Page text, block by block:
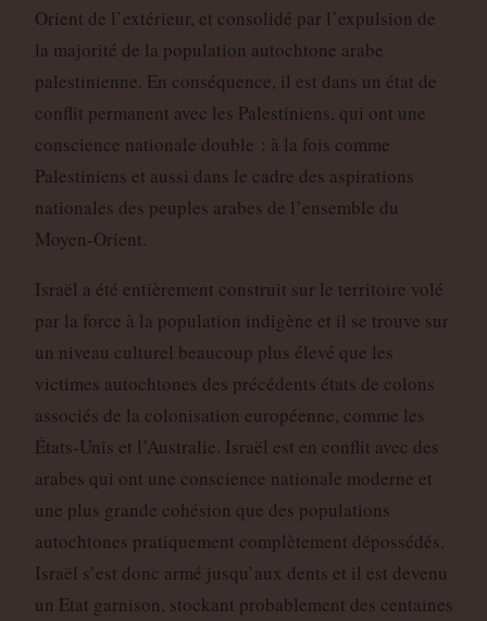
Orient de l’extérieur, et consolidé par l’expulsion de
la majorité de la population autochtone arabe
palestinienne. En conséquence, il est dans un état de
conflit permanent avec les Palestiniens, qui ont une
conscience nationale double : à la fois comme
Palestiniens et aussi dans le cadre des aspirations
nationales des peuples arabes de l’ensemble du
Moyen-Orient.
Israël a été entièrement construit sur le territoire volé
par la force à la population indigène et il se trouve sur
un niveau culturel beaucoup plus élevé que les
victimes autochtones des précédents états de colons
associés de la colonisation européenne, comme les
États-Unis et l’Australie. Israël est en conflit avec des
arabes qui ont une conscience nationale moderne et
une plus grande cohésion que des populations
autochtones pratiquement complètement dépossédés.
Israël s’est donc armé jusqu’aux dents et il est devenu
un Etat garnison, stockant probablement des centaines